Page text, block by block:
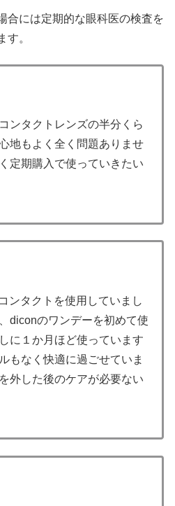
合には定期的な眼科医の検査を
す。
ンタクトレンズの半分くら
地もよく全く問題ありませ
定期購入で使っていきたい
ンタクトを使用していまし
diconのワンデーを初めて使
に１か月ほど使っています
もなく快適に過ごせていま
外した後のケアが必要ない